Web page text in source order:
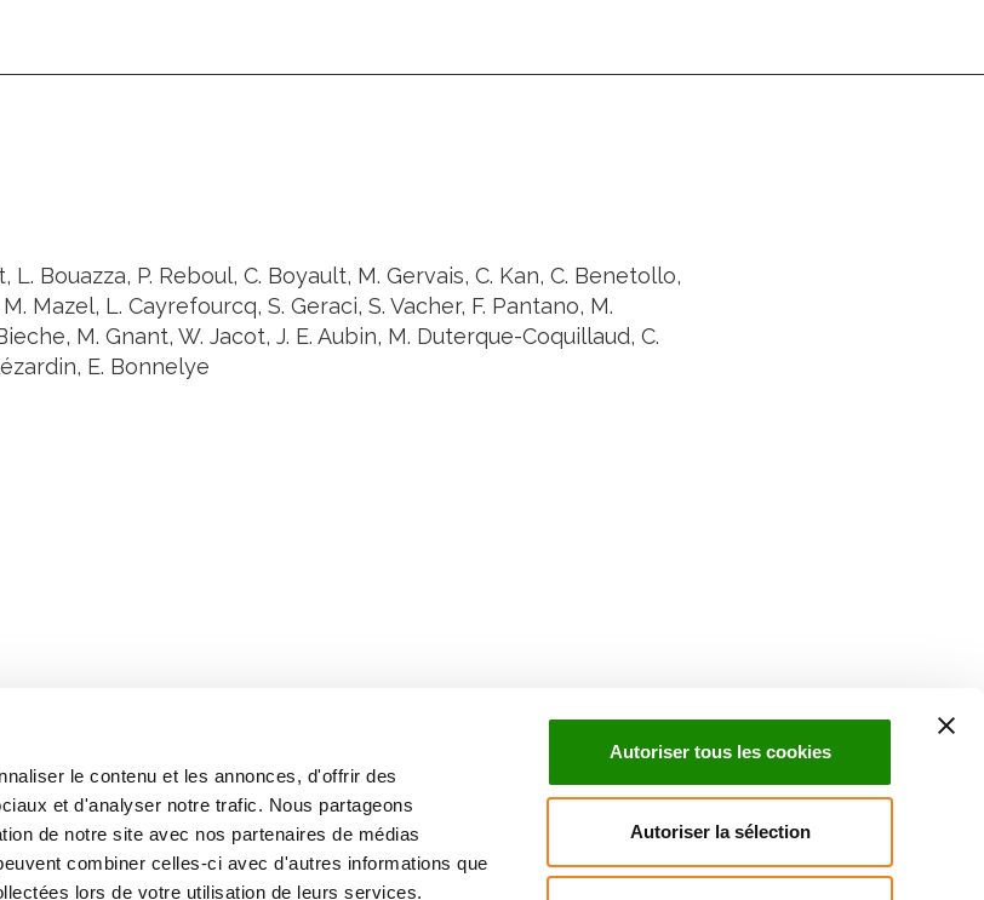
le contenu et les annonces, d'offrir des
et d'analyser notre trafic. Nous partageons
de notre site avec nos partenaires de médias
combiner celles-ci avec d'autres informations que
lors de votre utilisation de leurs services.
Autoriser tous les cookies
Autoriser la sélection
L. Bouazza, P. Reboul, C. Boyault, M. Gervais, C. Kan, C. Benetollo,
Mazel, L. Cayrefourcq, S. Geraci, S. Vacher, F. Pantano, M.
M. Gnant, W. Jacot, J. E. Aubin, M. Duterque-Coquillaud, C.
E. Bonnelye
Inscrivez-vous à la newsletter